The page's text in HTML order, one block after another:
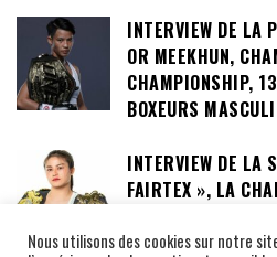
INTERVIEW DE LA
OR MEEKHUN,
CHAMPIONSHIP,
BOXEURS
INTERVIEW DE LA
FAIRTEX », LA
Nous utilisons des cookies sur notre